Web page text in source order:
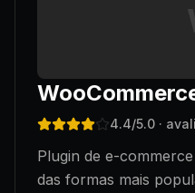
4.4/5.0 ·
Plugin de e-
das formas mais